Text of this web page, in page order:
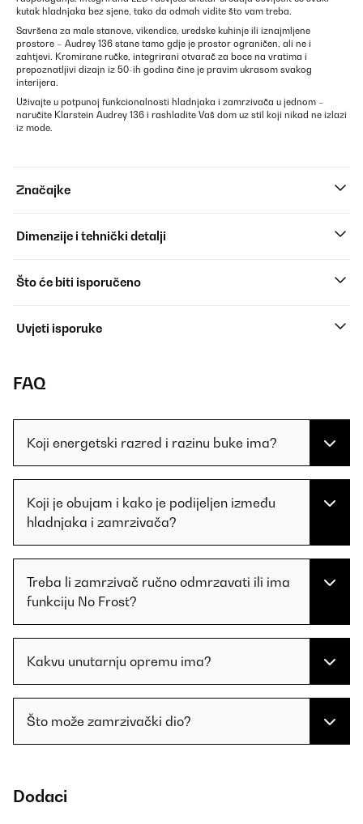
kutak hladnjaka bez sjene, tako da odmah vidite što vam treba.
Savršena za male stanove, vikendice, uredske kuhinje ili iznajmljene
prostore – Audrey 136 stane tamo gdje je prostor ograničen, ali ne i
zahtjevi. Kromirane ručke, integrirani otvarač za boce na vratima i
prepoznatljivi dizajn iz 50-ih godina čine je pravim ukrasom svakog
interijera.
Uživajte u potpunoj funkcionalnosti hladnjaka i zamrzivača u jednom –
naručite Klarstein Audrey 136 i rashladite Vaš dom uz stil koji nikad ne izlazi
iz mode.
Značajke
Dimenzije i tehnički detalji
Što će biti isporučeno
Uvjeti isporuke
FAQ
Koji energetski razred i razinu buke ima?
Koji je obujam i kako je podijeljen između
hladnjaka i zamrzivača?
Treba li zamrzivač ručno odmrzavati ili ima
funkciju No Frost?
Kakvu unutarnju opremu ima?
Što može zamrzivački dio?
Dodaci